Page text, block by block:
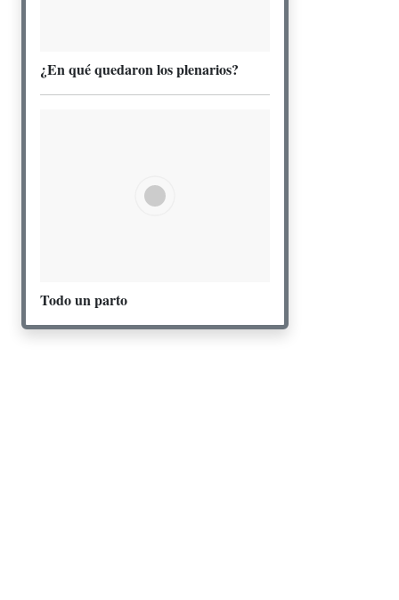
¿En qué quedaron los plenarios?
Todo un parto